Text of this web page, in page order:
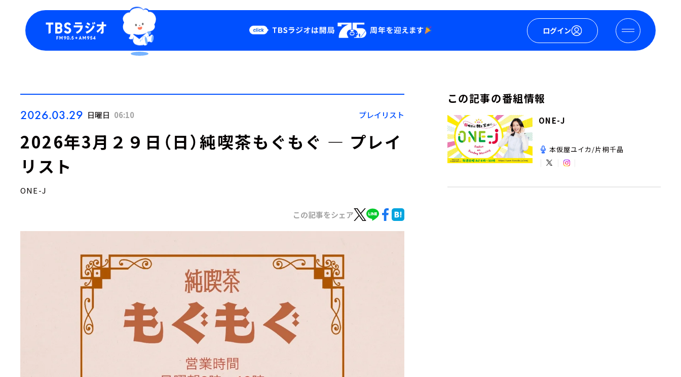
ログイン
Podcast
YouTube
会社情報
2026.03.29 日曜日 06:10 プレイリスト
2026年3月２９日（日）純喫茶もぐもぐ ― プレイ
リスト
ONE-J
この記事をシェア
この記事の番組情報
ONE-J
本仮屋ユイカ/片桐千晶